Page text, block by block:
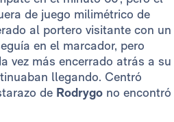
de juego milimétrico de
al portero visitante con un
en el marcador, pero
vez más encerrado atrás a su
llegando. Centró
de Rodrygo no encontró